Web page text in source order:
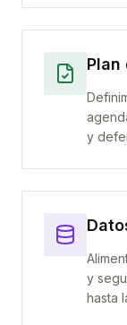
Plan
y
y
hasta